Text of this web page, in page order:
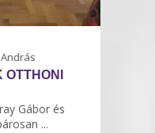
Gábor és
...